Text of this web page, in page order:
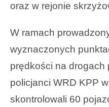
oraz w rejonie
W ramach
wyznaczonych
prędkości na drogach
policjanci WRD KPP
skontrolowali 60